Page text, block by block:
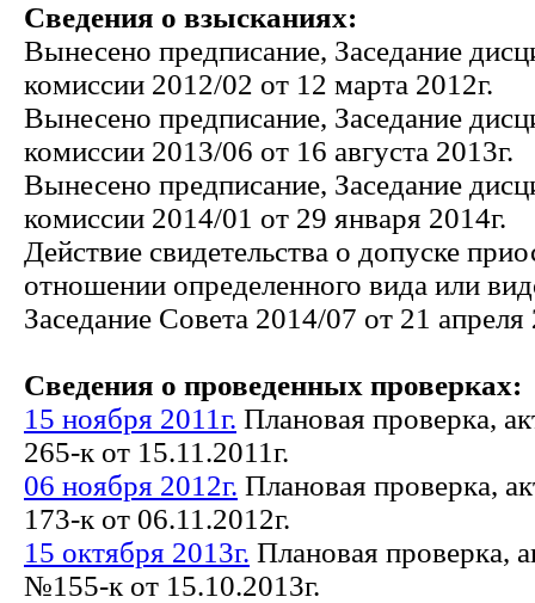
Сведения о взысканиях:
Вынесено предписание, Заседание
комиссии 2012/02 от 12 марта 2012г.
Вынесено предписание, Заседание
комиссии 2013/06 от 16 августа 2013г.
Вынесено предписание, Заседание
комиссии 2014/01 от 29 января 2014г.
Действие свидетельства о допуске
отношении определенного вида или
Заседание Совета 2014/07 от 21 апреля
Сведения о проведенных проверках:
15 ноября 2011г. Плановая проверка,
265-к от 15.11.2011г.
06 ноября 2012г. Плановая проверка,
173-к от 06.11.2012г.
15 октября 2013г. Плановая проверка,
№155-к от 15.10.2013г.